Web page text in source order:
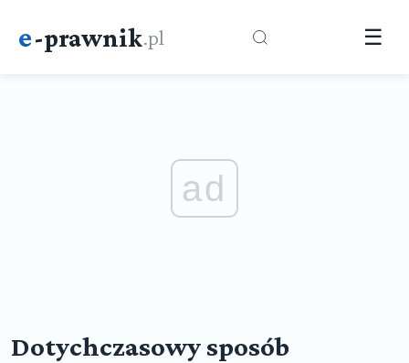
e-prawnik.pl ☰
ad
Dotychczasowy sposób